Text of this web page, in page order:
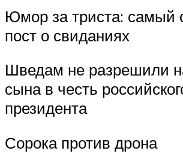
Юмор за триста: самый
пост о свиданиях
Шведам не разрешили
сына в честь
президента
Сорока против дрона